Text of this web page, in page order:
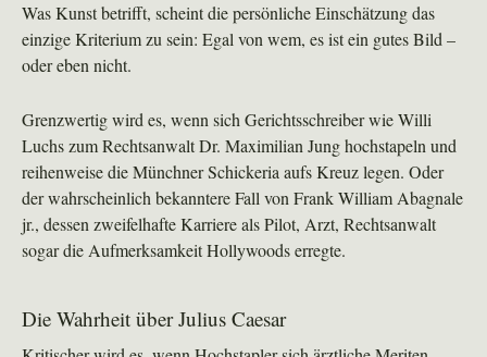
Was Kunst betrifft, scheint die persönliche Einschätzung das
einzige Kriterium zu sein: Egal von wem, es ist ein gutes Bild –
oder eben nicht.
Grenzwertig wird es, wenn sich Gerichtsschreiber wie Willi
Luchs zum Rechtsanwalt Dr. Maximilian Jung hochstapeln und
reihenweise die Münchner Schickeria aufs Kreuz legen. Oder
der wahrscheinlich bekanntere Fall von Frank William Abagnale
jr., dessen zweifelhafte Karriere als Pilot, Arzt, Rechtsanwalt
sogar die Aufmerksamkeit Hollywoods erregte.
Die Wahrheit über Julius Caesar